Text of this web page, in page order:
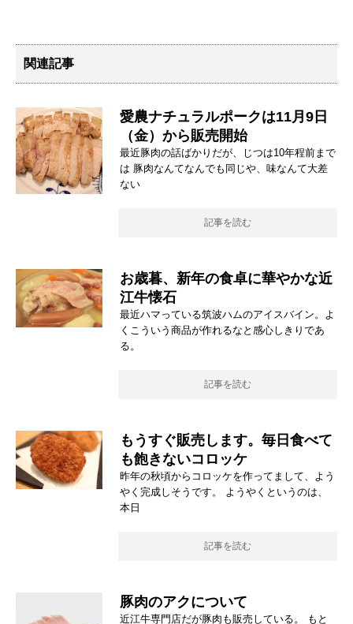
関連記事
愛農ナチュラルポークは11月9日
（金）から販売開始
最近豚肉の話ばかりだが、じつは10年程前まで
は 豚肉なんてなんでも同じや、味なんて大差
ない
記事を読む
お歳暮、新年の食卓に華やかな近
江牛懐石
最近ハマっている筑波ハムのアイスバイン。よ
くこういう商品が作れるなと感心しきりであ
る。
記事を読む
もうすぐ販売します。毎日食べて
も飽きないコロッケ
昨年の秋頃からコロッケを作ってまして、よう
やく完成しそうです。 ようやくというのは、
本日
記事を読む
豚肉のアクについて
近江牛専門店だが豚肉も販売している。 もと